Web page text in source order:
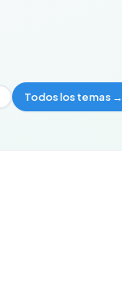
Todos los temas →